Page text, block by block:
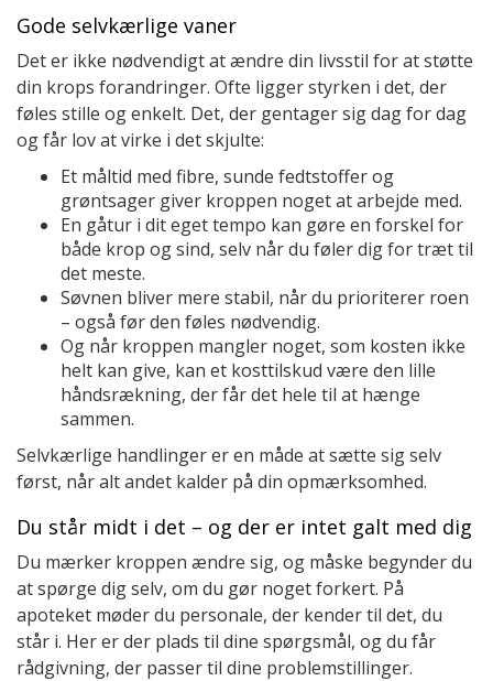
Gode selvkærlige vaner
Det er ikke nødvendigt at ændre din livsstil for at støtte
din krops forandringer. Ofte ligger styrken i det, der
føles stille og enkelt. Det, der gentager sig dag for dag
og får lov at virke i det skjulte:
Et måltid med fibre, sunde fedtstoffer og
grøntsager giver kroppen noget at arbejde med.
En gåtur i dit eget tempo kan gøre en forskel for
både krop og sind, selv når du føler dig for træt til
det meste.
Søvnen bliver mere stabil, når du prioriterer roen
– også før den føles nødvendig.
Og når kroppen mangler noget, som kosten ikke
helt kan give, kan et kosttilskud være den lille
håndsrækning, der får det hele til at hænge
sammen.
Selvkærlige handlinger er en måde at sætte sig selv
først, når alt andet kalder på din opmærksomhed.
Du står midt i det – og der er intet galt med dig
Du mærker kroppen ændre sig, og måske begynder du
at spørge dig selv, om du gør noget forkert. På
apoteket møder du personale, der kender til det, du
står i. Her er der plads til dine spørgsmål, og du får
rådgivning, der passer til dine problemstillinger.